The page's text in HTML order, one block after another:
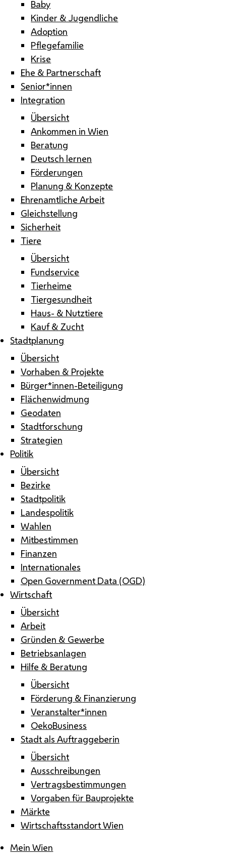
Baby
Kinder & Jugendliche
Adoption
Pflegefamilie
Krise
Ehe & Partnerschaft
Senior*innen
Integration
Übersicht
Ankommen in Wien
Beratung
Deutsch lernen
Förderungen
Planung & Konzepte
Ehrenamtliche Arbeit
Gleichstellung
Sicherheit
Tiere
Übersicht
Fundservice
Tierheime
Tiergesundheit
Haus- & Nutztiere
Kauf & Zucht
Stadtplanung
Übersicht
Vorhaben & Projekte
Bürger*innen-Beteiligung
Flächenwidmung
Geodaten
Stadtforschung
Strategien
Politik
Übersicht
Bezirke
Stadtpolitik
Landespolitik
Wahlen
Mitbestimmen
Finanzen
Internationales
Open Government Data (OGD)
Wirtschaft
Übersicht
Arbeit
Gründen & Gewerbe
Betriebsanlagen
Hilfe & Beratung
Übersicht
Förderung & Finanzierung
Veranstalter*innen
OekoBusiness
Stadt als Auftraggeberin
Übersicht
Ausschreibungen
Vertragsbestimmungen
Vorgaben für Bauprojekte
Märkte
Wirtschaftsstandort Wien
Mein Wien